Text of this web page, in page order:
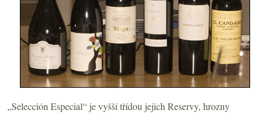
„Selección Especial“ je vyšší třídou jejich Reservy, hrozny